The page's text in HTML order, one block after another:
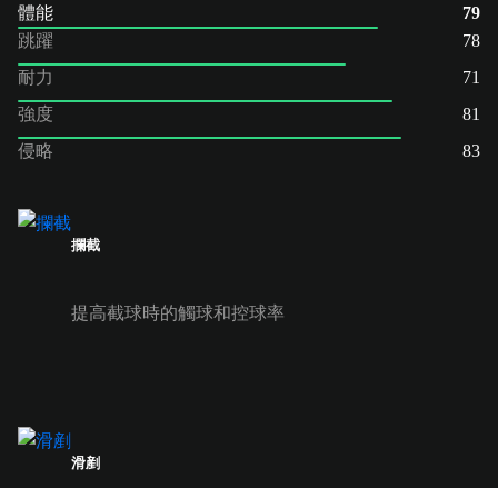
體能
79
跳躍
78
耐力
71
強度
81
侵略
83
攔截
提高截球時的觸球和控球率
滑剷